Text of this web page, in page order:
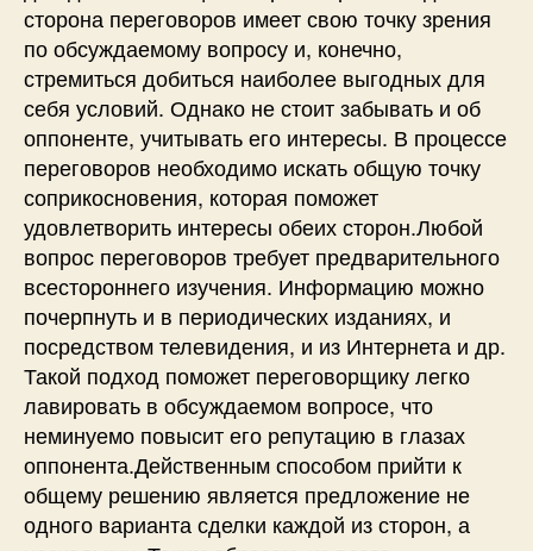
сторона переговоров имеет свою точку зрения
по обсуждаемому вопросу и, конечно,
стремиться добиться наиболее выгодных для
себя условий. Однако не стоит забывать и об
оппоненте, учитывать его интересы. В процессе
переговоров необходимо искать общую точку
соприкосновения, которая поможет
удовлетворить интересы обеих сторон.Любой
вопрос переговоров требует предварительного
всестороннего изучения. Информацию можно
почерпнуть и в периодических изданиях, и
посредством телевидения, и из Интернета и др.
Такой подход поможет переговорщику легко
лавировать в обсуждаемом вопросе, что
неминуемо повысит его репутацию в глазах
оппонента.Действенным способом прийти к
общему решению является предложение не
одного варианта сделки каждой из сторон, а